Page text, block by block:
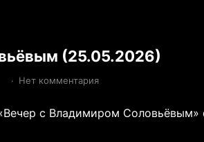
(25.05.2026)
· Нет комментария
с Владимиром Соловьёвым»